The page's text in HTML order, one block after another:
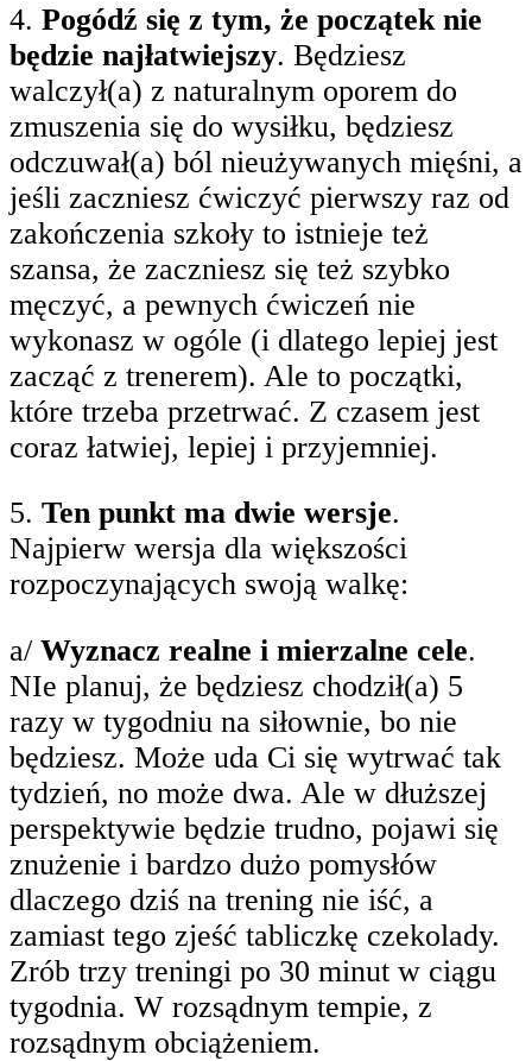
4. Pogódź się z tym, że początek nie
będzie najłatwiejszy. Będziesz
walczył(a) z naturalnym oporem do
zmuszenia się do wysiłku, będziesz
odczuwał(a) ból nieużywanych mięśni, a
jeśli zaczniesz ćwiczyć pierwszy raz od
zakończenia szkoły to istnieje też
szansa, że zaczniesz się też szybko
męczyć, a pewnych ćwiczeń nie
wykonasz w ogóle (i dlatego lepiej jest
zacząć z trenerem). Ale to początki,
które trzeba przetrwać. Z czasem jest
coraz łatwiej, lepiej i przyjemniej.
5. Ten punkt ma dwie wersje.
Najpierw wersja dla większości
rozpoczynających swoją walkę:
a/ Wyznacz realne i mierzalne cele.
NIe planuj, że będziesz chodził(a) 5
razy w tygodniu na siłownie, bo nie
będziesz. Może uda Ci się wytrwać tak
tydzień, no może dwa. Ale w dłuższej
perspektywie będzie trudno, pojawi się
znużenie i bardzo dużo pomysłów
dlaczego dziś na trening nie iść, a
zamiast tego zjeść tabliczkę czekolady.
Zrób trzy treningi po 30 minut w ciągu
tygodnia. W rozsądnym tempie, z
rozsądnym obciążeniem.